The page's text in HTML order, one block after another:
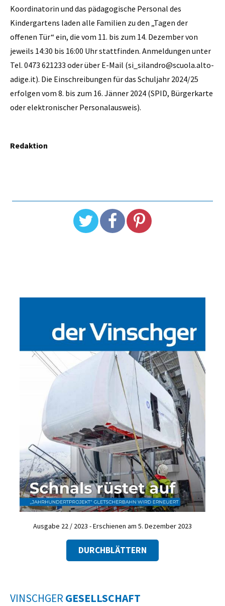
Koordinatorin und das pädagogische Personal des
Kindergartens laden alle Familien zu den „Tagen der
offenen Tür“ ein, die vom 11. bis zum 14. Dezember von
jeweils 14:30 bis 16:00 Uhr stattfinden. Anmeldungen unter
Tel. 0473 621233 oder über E-Mail (si_silandro@scuola.alto-
adige.it). Die Einschreibungen für das Schuljahr 2024/25
erfolgen vom 8. bis zum 16. Jänner 2024 (SPID, Bürgerkarte
oder elektronischer Personalausweis).
Redaktion
Ausgabe 22 / 2023 - Erschienen am 5. Dezember 2023
DURCHBLÄTTERN
VINSCHGER GESELLSCHAFT